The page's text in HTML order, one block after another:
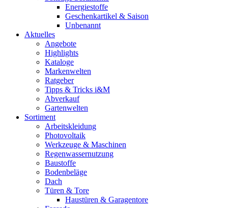
Energiestoffe
Geschenkartikel & Saison
Unbenannt
Aktuelles
Angebote
Highlights
Kataloge
Markenwelten
Ratgeber
Tipps & Tricks i&M
Abverkauf
Gartenwelten
Sortiment
Arbeitskleidung
Photovoltaik
Werkzeuge & Maschinen
Regenwassernutzung
Baustoffe
Bodenbeläge
Dach
Türen & Tore
Haustüren & Garagentore